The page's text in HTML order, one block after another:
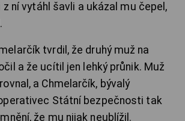
z ní vytáhl šavli a ukázal mu čepel,
tvrdil, že druhý muž na
a že ucítil jen lehký průnik. Muž
a Chmelarčík, bývalý
Státní bezpečnosti tak
že mu nijak neublížil.